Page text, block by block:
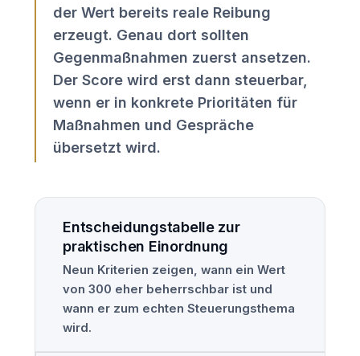
der Wert bereits reale Reibung
erzeugt. Genau dort sollten
Gegenmaßnahmen zuerst ansetzen.
Der Score wird erst dann steuerbar,
wenn er in konkrete Prioritäten für
Maßnahmen und Gespräche
übersetzt wird.
Entscheidungstabelle zur
praktischen Einordnung
Neun Kriterien zeigen, wann ein Wert
von 300 eher beherrschbar ist und
wann er zum echten Steuerungsthema
wird.